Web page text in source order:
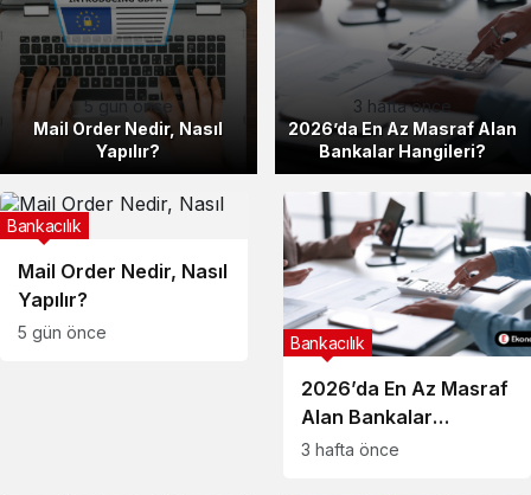
5 gün önce
Mail Order Nedir, Nasıl
Yapılır?
3 hafta önce
2026’da En Az Masraf Alan
Bankalar Hangileri?
Mail Order Nedir, Nasıl
Yapılır?
Bankacılık
5 gün önce
2026’da En Az Masraf
Alan Bankalar
Hangileri?
Bankacılık
3 hafta önce